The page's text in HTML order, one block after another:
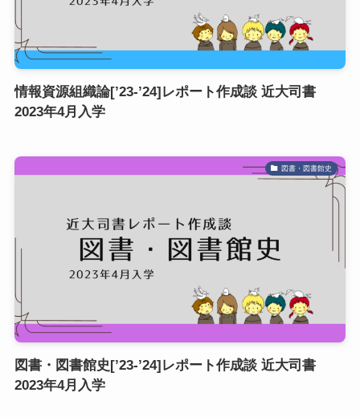
情報資源組織論[’23-’24]レポート作成談 近大司書
2023年4月入学
図書・図書館史
図書・図書館史[’23-’24]レポート作成談 近大司書
2023年4月入学